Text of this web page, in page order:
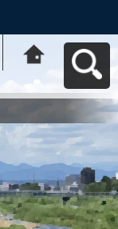
動応援ｻｲﾄ はち
コミねっとへ戻